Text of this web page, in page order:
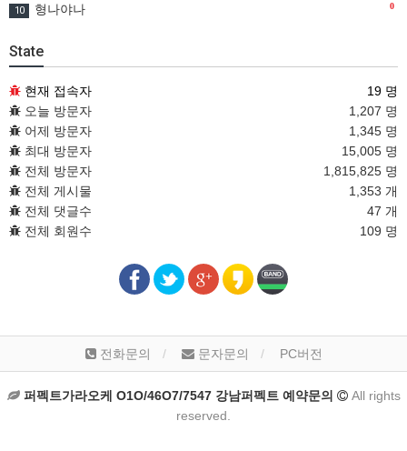
0
10 형나야나
State
현재 접속자
19 명
오늘 방문자
1,207 명
어제 방문자
1,345 명
최대 방문자
15,005 명
전체 방문자
1,815,825 명
전체 게시물
1,353 개
전체 댓글수
47 개
전체 회원수
109 명
전화문의 문자문의 PC버전
퍼펙트가라오케 O1O/46O7/7547 강남퍼펙트 예약문의
All rights
reserved.